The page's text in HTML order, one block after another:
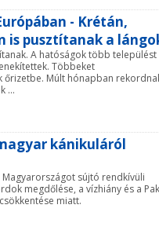
- Krétán,
is pusztítanak a
A hatóságok több települést
Többeket
Múlt hónapban
...
kánikuláról
sújtó rendkívüli
megdőlése, a vízhiány és a
miatt.